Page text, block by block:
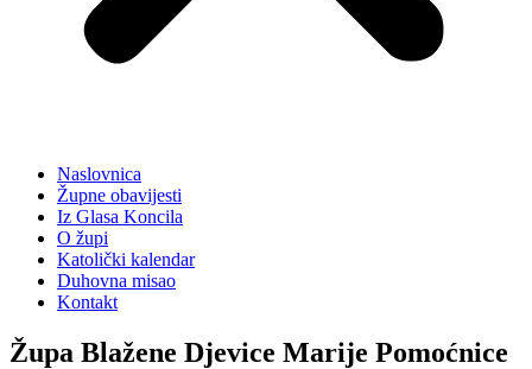
Naslovnica
Župne obavijesti
Iz Glasa Koncila
O župi
Katolički kalendar
Duhovna misao
Kontakt
Župa Blažene Djevice Marije Pomoćnice